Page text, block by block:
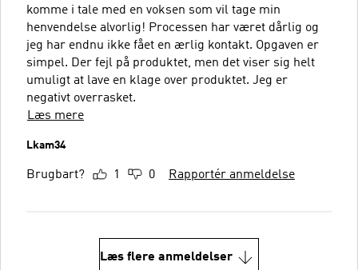
komme i tale med en voksen som vil tage min
henvendelse alvorlig! Processen har været dårlig og
jeg har endnu ikke fået en ærlig kontakt. Opgaven er
simpel. Der fejl på produktet, men det viser sig helt
umuligt at lave en klage over produktet. Jeg er
negativt overrasket.
Læs mere
Lkam34
Brugbart? 1 0 Rapportér anmeldelse
Læs flere anmeldelser